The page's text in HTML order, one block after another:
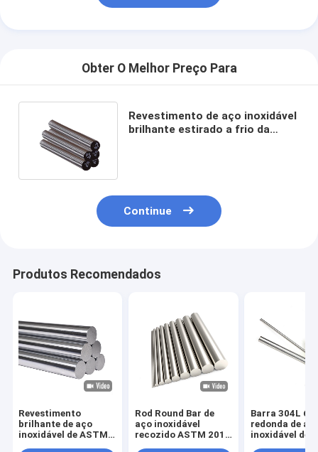
Obter O Melhor Preço Para
Revestimento de aço inoxidável
brilhante estirado a frio da
Continue
Produtos Recomendados
Revestimento
brilhante de aço
inoxidável de ASTM
Rod Round Bar de
aço inoxidável
recozido ASTM 201
Barra 304L
redonda de
inoxidável de